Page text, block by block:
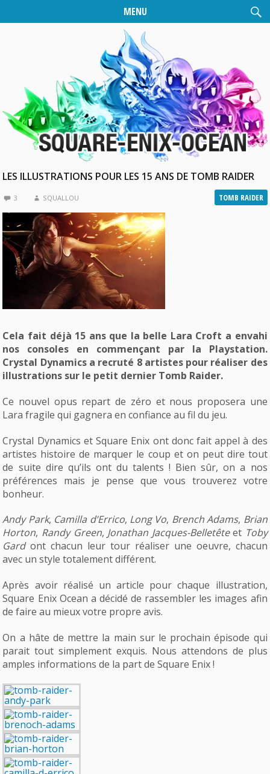
MENU
LES ILLUSTRATIONS POUR LES 15 ANS DE TOMB RAIDER
TOMB RAIDER
3 SQUALLOU
Cela fait déjà 15 ans que la belle Lara Croft a envahi
nos consoles en commençant par la Playstation.
Crystal Dynamics a recruté 8 artistes pour réaliser des
illustrations sur le petit dernier Tomb Raider.
Ce nouvel opus repart de zéro et nous proposera une
Lara fragile qui gagnera en confiance au fil du jeu.
Crystal Dynamics et Square Enix ont donc fait appel à des
artistes histoire de marquer le coup et on peut dire tout
de suite dire qu’ils ont du talents ! Bien sûr, on a nos
préférences mais je pense que vous trouverez votre
bonheur.
Andy Park, Camilla d’Errico, Long Vo, Brench Adams, Brian
Horton, Randy Green, Jonathan Jacques-Belletêteet Toby
Gardont chacun leur tour réaliser une oeuvre, chacun
avec un style totalement différent.
Après avoir réalisé un article pour chaque illustration,
Square Enix Ocean a décidé de rassembler les images afin
de faire au mieux votre propre avis.
On a hâte de mettre la main sur le prochain épisode qui
parait tout simplement exquis. Nous attendons de plus
amples informations de la part de Square Enix !